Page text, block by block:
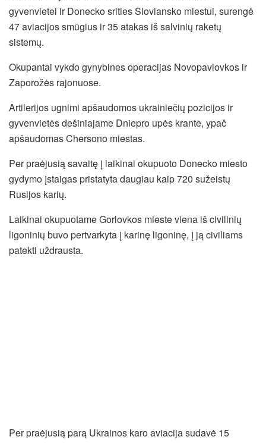
gyvenvietei ir Donecko srities Sloviansko miestui, surengė
47 aviacijos smūgius ir 35 atakas iš salvinių raketų
sistemų.
Okupantai vykdo gynybines operacijas Novopavlovkos ir
Zaporožės rajonuose.
Artilerijos ugnimi apšaudomos ukrainiečių pozicijos ir
gyvenvietės dešiniajame Dniepro upės krante, ypač
apšaudomas Chersono miestas.
Per praėjusią savaitę į laikinai okupuoto Donecko miesto
gydymo įstaigas pristatyta daugiau kaip 720 sužeistų
Rusijos karių.
Laikinai okupuotame Gorlovkos mieste viena iš civilinių
ligoninių buvo pertvarkyta į karinę ligoninę, į ją civiliams
patekti uždrausta.
Per praėjusią parą Ukrainos karo aviacija sudavė 15